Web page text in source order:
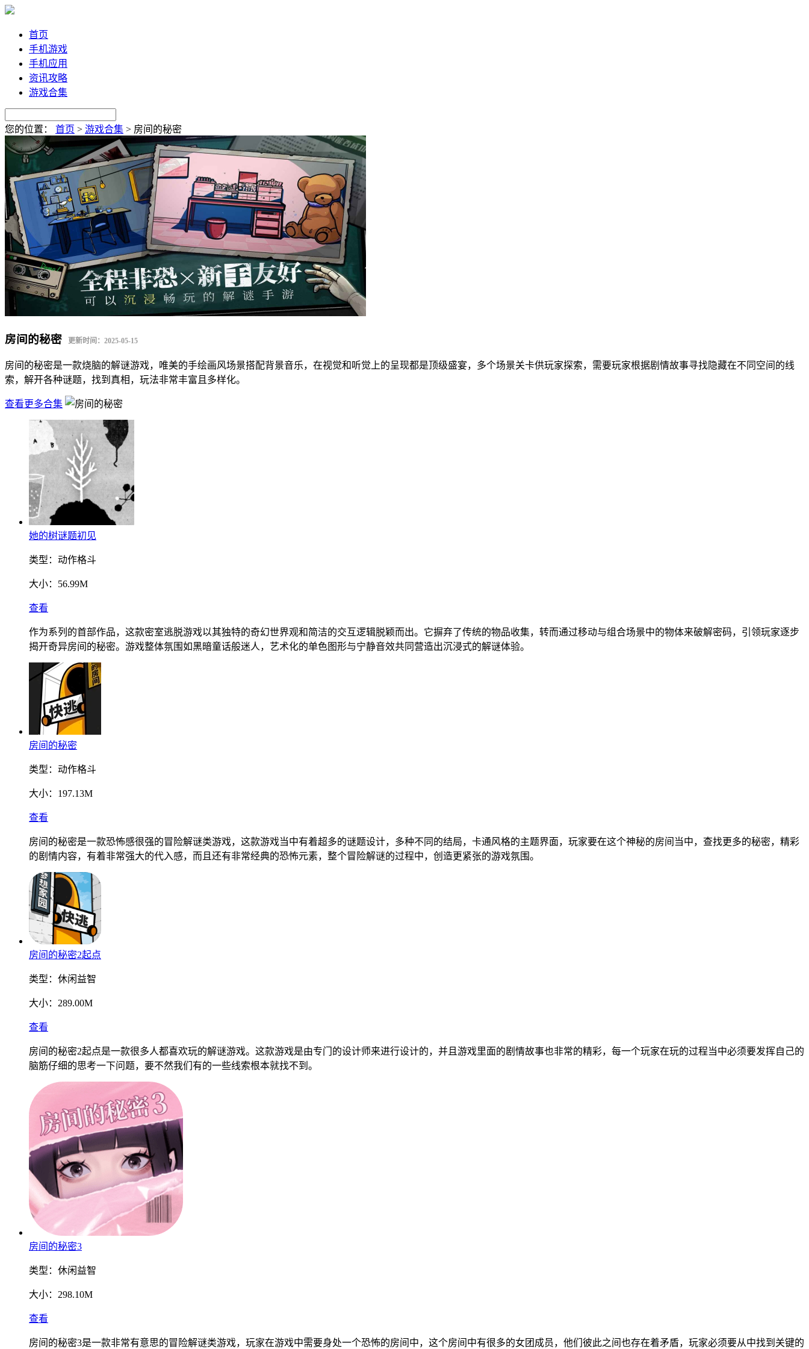
首页
手机游戏
手机应用
资讯攻略
游戏合集
您的位置： 首页 > 游戏合集 > 房间的秘密
房间的秘密 更新时间：2025-05-15
房间的秘密是一款烧脑的解谜游戏，唯美的手绘画风场景搭配背景音乐，在视觉和听觉上的呈现都是顶级盛宴，多个场景关卡供玩家探索，需要玩家根据剧情故事寻找隐藏在不同空间的线
索，解开各种谜题，找到真相，玩法非常丰富且多样化。
查看更多合集
她的树谜题初见
类型： 动作格斗
大小： 56.99M
查看
作为系列的首部作品，这款密室逃脱游戏以其独特的奇幻世界观和简洁的交互逻辑脱颖而出。它摒弃了传统的物品收集，转而通过移动与组合场景中的物体来破解密码，引领玩家逐步
揭开奇异房间的秘密。游戏整体氛围如黑暗童话般迷人，艺术化的单色图形与宁静音效共同营造出沉浸式的解谜体验。
房间的秘密
类型： 动作格斗
大小： 197.13M
查看
房间的秘密是一款恐怖感很强的冒险解谜类游戏，这款游戏当中有着超多的谜题设计，多种不同的结局，卡通风格的主题界面，玩家要在这个神秘的房间当中，查找更多的秘密，精彩
的剧情内容，有着非常强大的代入感，而且还有非常经典的恐怖元素，整个冒险解谜的过程中，创造更紧张的游戏氛围。
房间的秘密2起点
类型： 休闲益智
大小： 289.00M
查看
房间的秘密2起点是一款很多人都喜欢玩的解谜游戏。这款游戏是由专门的设计师来进行设计的，并且游戏里面的剧情故事也非常的精彩，每一个玩家在玩的过程当中必须要发挥自己的
脑筋仔细的思考一下问题，要不然我们有的一些线索根本就找不到。
房间的秘密3
类型： 休闲益智
大小： 298.10M
查看
房间的秘密3是一款非常有意思的冒险解谜类游戏，玩家在游戏中需要身处一个恐怖的房间中，这个房间中有很多的女团成员，他们彼此之间也存在着矛盾，玩家必须要从中找到关键的